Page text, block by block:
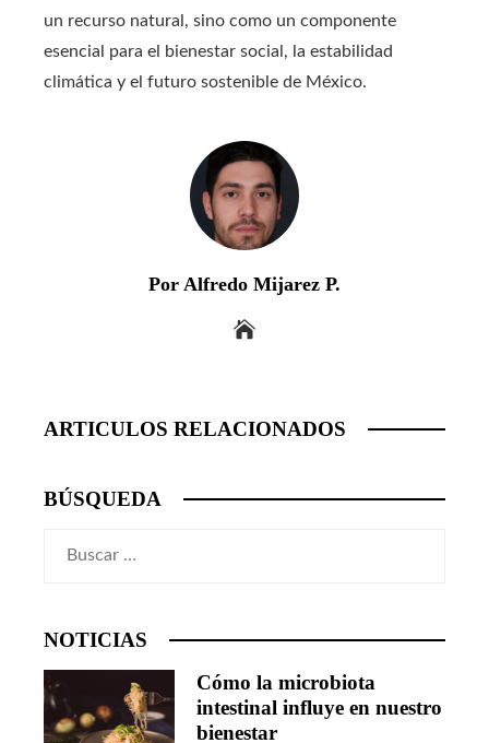
un recurso natural, sino como un componente
esencial para el bienestar social, la estabilidad
climática y el futuro sostenible de México.
Por Alfredo Mijarez P.
ARTICULOS RELACIONADOS
BÚSQUEDA
NOTICIAS
Cómo la microbiota
intestinal influye en nuestro
bienestar